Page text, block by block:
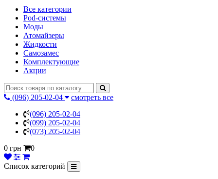
Все категории
Pod-системы
Моды
Атомайзеры
Жидкости
Самозамес
Комплектующие
Акции
(096) 205-02-04
смотреть все
(096) 205-02-04
(099) 205-02-04
(073) 205-02-04
0 грн
0
Список категорий